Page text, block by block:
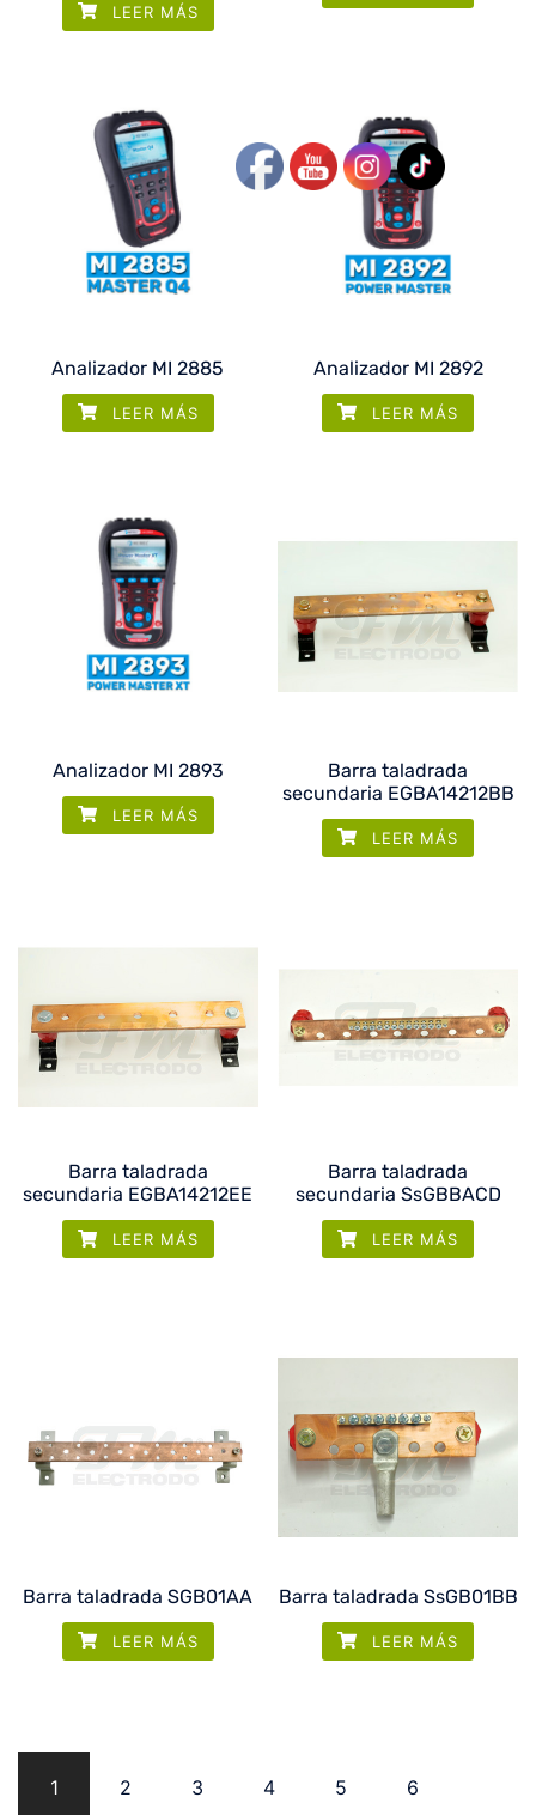
LEER MÁS
Analizador MI 2885
LEER MÁS
Analizador MI 2892
LEER MÁS
Analizador MI 2893
LEER MÁS
Barra taladrada
secundaria EGBA14212BB
LEER MÁS
Barra taladrada
secundaria EGBA14212EE
LEER MÁS
Barra taladrada
secundaria SsGBBACD
LEER MÁS
Barra taladrada SGB01AA
LEER MÁS
Barra taladrada SsGB01BB
LEER MÁS
1 2 3 4 5 6